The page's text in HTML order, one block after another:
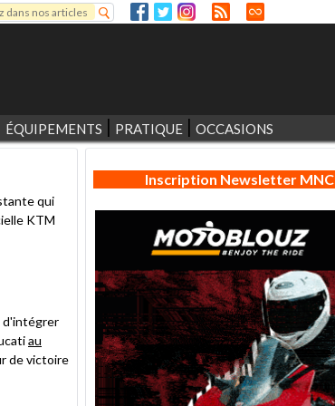
de recherche
ÉQUIPEMENTS PRATIQUE OCCASIONS
qui
KTM
d'intégrer
au
de victoire
Inscription Newsletter MNC